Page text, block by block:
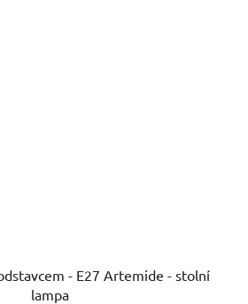
- E27 Artemide - stolní
lampa